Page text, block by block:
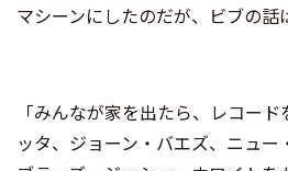
マシーンにしたのだが、ビブの話
「みんなが家を出たら、レコー
ッタ、ジョーン・バエズ、ニュ